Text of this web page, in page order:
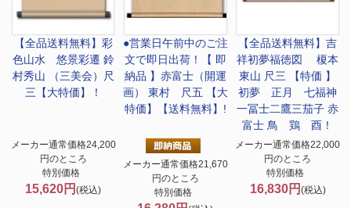
【全品送料無料】 彩
色山水 悠景彩遷 鈴
村秀山 （三美会）尺
三【大特価】！
メーカー通常価格24,200
円のところ
特別価格
15,620円(税込)
●営業日午前中のご注
文で即日出荷！
【 即
納品 】赤富士（開運
画） 東村 尺五 【大
特価】【送料無料】!
メーカー通常価格21,670
円のところ
特別価格
【全品送料無料】吉
祥初夢福徳図 榎本
東山 尺三 【特価 】
初夢 正月 七福神
一冨士二鷹三茄子 赤
富士 鳥 鶏 酉！
メーカー通常価格22,000
円のところ
特別価格
16,830円 (税込)